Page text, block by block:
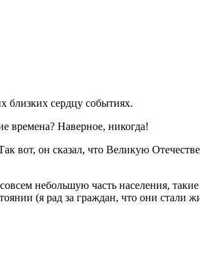
близких сердцу событиях.
времена? Наверное, никогда!
вот, он сказал, что Великую
небольшую часть населения,
(я рад за граждан, что они стали